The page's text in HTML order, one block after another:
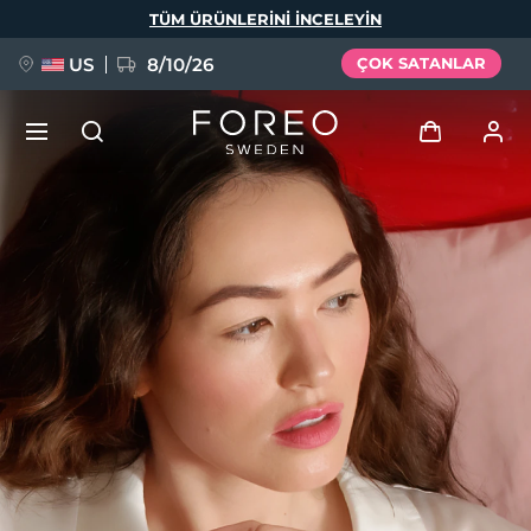
TÜM ÜRÜNLERINI INCELEYIN
US 8/10/26 ÇOK SATANLAR
Giriş
Kullanici profi̇li̇
Cihazlarım
Siparişlerim
Adresim
Aboneliklerim
FAQ™ Pure Beauty-Tech Elixir
BREAKING NEWS
issa™ Teeth Whitening Set
Dil Seçimi
English Deutsch
Español
Français
Português
Polski
Svenska
Русский
Türkçe
简体中文 繁體中文